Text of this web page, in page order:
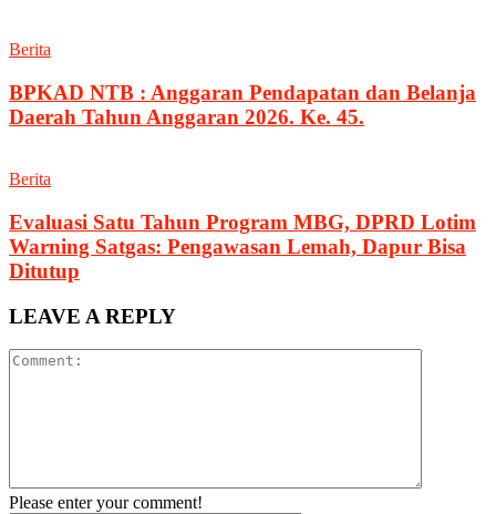
Berita
BPKAD NTB : Anggaran Pendapatan dan Belanja
Daerah Tahun Anggaran 2026. Ke. 45.
Berita
Evaluasi Satu Tahun Program MBG, DPRD Lotim
Warning Satgas: Pengawasan Lemah, Dapur Bisa
Ditutup
LEAVE A REPLY
Please enter your comment!